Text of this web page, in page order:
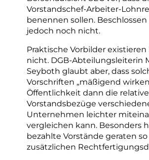
Vorstandschef-Arbeiter-
benennen sollen. Beschlossen
jedoch noch nicht.
Praktische Vorbilder existieren
nicht. DGB-Abteilungsleiterin
Seyboth glaubt aber, dass
Vorschriften „mäßigend
Öffentlichkeit dann die
Vorstandsbezüge
Unternehmen leichter
vergleichen kann. Besonders
bezahlte Vorstände geraten
zusätzlichen